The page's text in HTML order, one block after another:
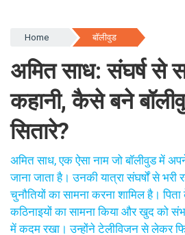
Home बॉलीवुड
अमित साध: संघर्ष से
कहानी, कैसे बने
सितारे?
अमित साध, एक ऐसा नाम जो बॉलीवुड में
जाना जाता है। उनकी यात्रा संघर्षों से भरी
चुनौतियों का सामना करना शामिल है।
कठिनाइयों का सामना किया और खुद को
में कदम रखा। उन्होंने टेलीविजन से लेकर